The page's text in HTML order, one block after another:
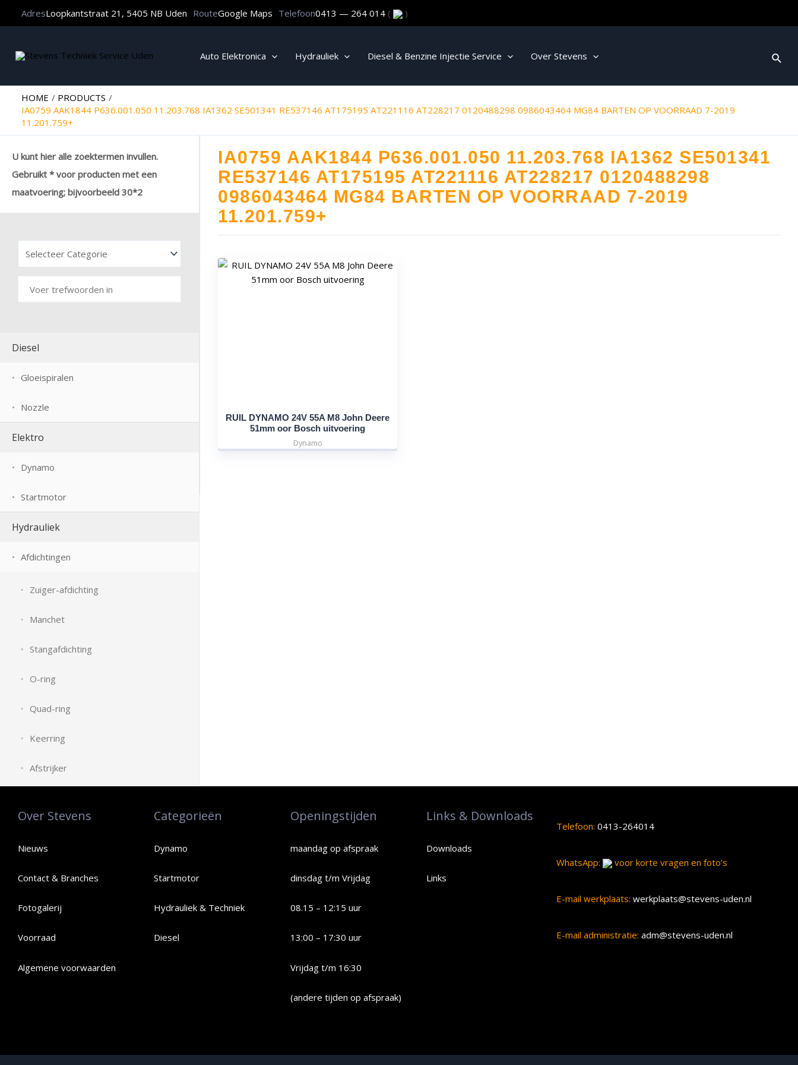
AdresLoopkantstraat 21, 5405 NB Uden RouteGoogle Maps Telefoon0413 — 264 014 ( )
Auto Elektronica Hydrauliek Diesel & Benzine Injectie Service Over Stevens
HOME
PRODUCTS
IA0759 AAK1844 P636.001.050 11.203.768 IA1362 SE501341 RE537146 AT175195 AT221116 AT228217 0120488298 0986043464 MG84 BARTEN OP VOORRAAD 7-2019
11.201.759+
U kunt hier alle zoektermen invullen.
Gebruikt * voor producten met een
maatvoering; bijvoorbeeld 30*2
Diesel
Gloeispiralen
Nozzle
Elektro
Dynamo
Startmotor
Hydrauliek
Afdichtingen
Zuiger-afdichting
Manchet
Stangafdichting
O-ring
Quad-ring
Keerring
Afstrijker
IA0759 AAK1844 P636.001.050 11.203.768 IA1362 SE501341
RE537146 AT175195 AT221116 AT228217 0120488298
0986043464 MG84 BARTEN OP VOORRAAD 7-2019
11.201.759+
RUIL DYNAMO 24V 55A M8 John Deere
51mm oor Bosch uitvoering
Dynamo
Over Stevens
Nieuws
Contact & Branches
Fotogalerij
Voorraad
Algemene voorwaarden
Categorieën
Dynamo
Startmotor
Hydrauliek & Techniek
Diesel
Openingstijden
maandag op afspraak
dinsdag t/m Vrijdag
08.15 – 12:15 uur
13:00 – 17:30 uur
Vrijdag t/m 16:30
(andere tijden op afspraak)
Links & Downloads
Downloads
Links
Telefoon: 0413-264014
WhatsApp: voor korte vragen en foto’s
E-mail werkplaats: werkplaats@stevens-uden.nl
E-mail administratie: adm@stevens-uden.nl